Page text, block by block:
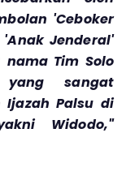
'Ceboker
Jenderal'
Tim Solo
sangat
Ijazah Palsu di
Widodo,"